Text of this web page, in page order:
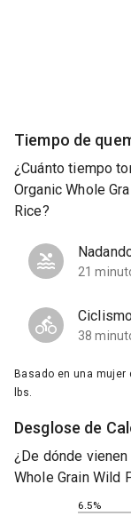
Tiempo de
¿Cuánto tiempo
Organic Whole
Rice?
21
38
Basado en una
lbs.
Desglose de
¿De dónde
Whole Grain Wild
6.5%